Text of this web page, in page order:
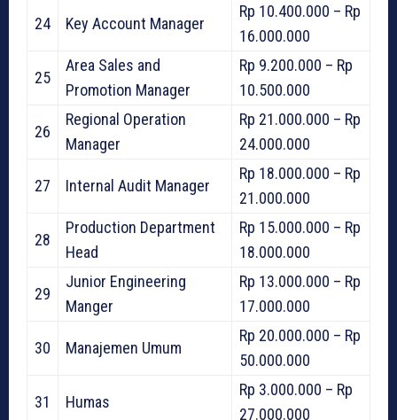
24 Key Account Manager
Rp 10.400.000 – Rp
16.000.000
25
Area Sales and
Promotion Manager
Rp 9.200.000 – Rp
10.500.000
26
Regional Operation
Manager
Rp 21.000.000 – Rp
24.000.000
27 Internal Audit Manager
Rp 18.000.000 – Rp
21.000.000
28
Production Department
Head
Rp 15.000.000 – Rp
18.000.000
29
Junior Engineering
Manger
Rp 13.000.000 – Rp
17.000.000
30 Manajemen Umum
Rp 20.000.000 – Rp
50.000.000
31 Humas
Rp 3.000.000 – Rp
27.000.000